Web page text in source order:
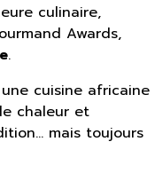
culinaire,
Awards,
.
cuisine africaine
chaleur et
mais toujours